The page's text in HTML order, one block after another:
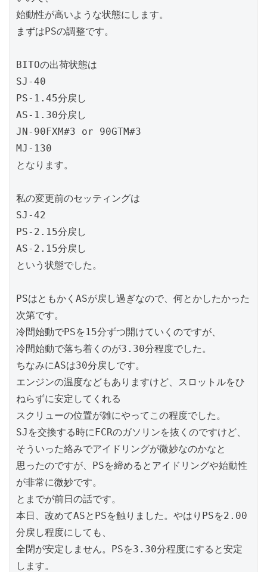
始動性が高いような状態にします。
まずはPSの調整です。
BITOの出荷状態は
SJ-40
PS-1.45分戻し
AS-1.30分戻し
JN-90FXM#3 or 90GTM#3
MJ-130
となります。
私の変更前のセッティングは
SJ-42
PS-2.15分戻し
AS-2.15分戻し
という状態でした。
PSはともかくASが戻し過ぎなので、何とかしたかった
次第です。
冷間始動でPSを15分ずつ開けていくのですが、
冷間始動で落ち着くのが3.30分程度でした。
ちなみにASは30分戻しです。
エンジンの温度などもありますけど、スロットルをひ
ねらずに安定してくれる
スクリューの位置が雑にやってこの程度でした。
SJを交換する時にFCRのガソリンを抜くのですけど、
そういった絡みでアイドリングが微妙なのかなと
思ったのですが、PSを締めるとアイドリングや始動性
が非常に微妙です。
とまでが前日の話です。
本日、改めてASとPSを触りました。やはりPSを2.00
分戻し程度にしても、
全閉が安定しません。PSを3.30分程度にすると安定
します。